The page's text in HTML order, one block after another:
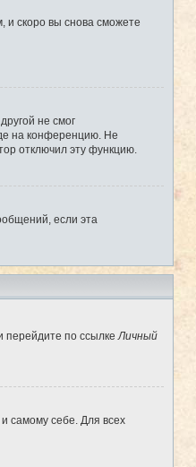
и скоро вы снова сможете
не смог
на конференцию. Не
отключил эту функцию.
если эта
перейдите по ссылке Личный
самому себе. Для всех